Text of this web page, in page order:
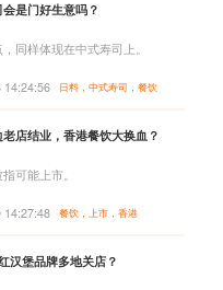
是门好生意吗？
同样体现在中式寿司上。
14:24:56 日料，中式寿司，餐饮
店结业，香港餐饮大换血？
可能上市。
14:27:48 餐饮，上市，香港
汉堡品牌多地关店？